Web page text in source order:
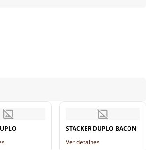
STACKER DUPLO BACON
Ver detalhes